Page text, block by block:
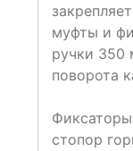
муфты и
ручки 350
поворота
стопор